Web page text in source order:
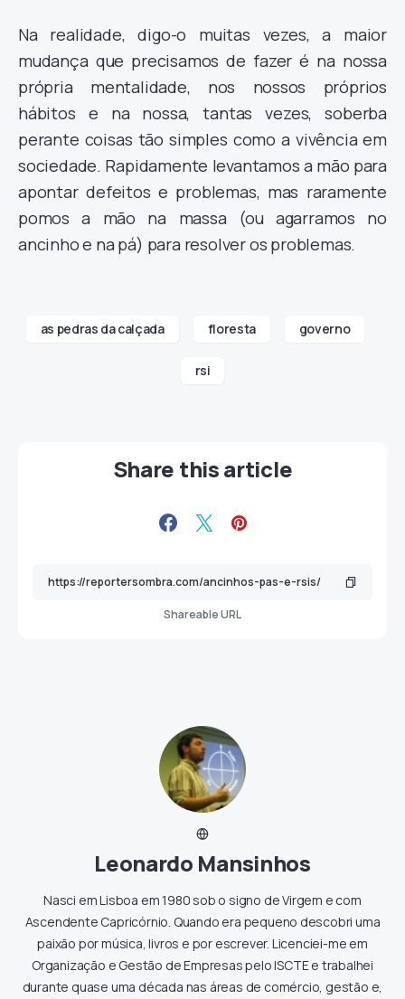
Na realidade, digo-o muitas vezes, a maior
mudança que precisamos de fazer é na nossa
própria mentalidade, nos nossos próprios
hábitos e na nossa, tantas vezes, soberba
perante coisas tão simples como a vivência em
sociedade. Rapidamente levantamos a mão para
apontar defeitos e problemas, mas raramente
pomos a mão na massa (ou agarramos no
ancinho e na pá) para resolver os problemas.
as pedras da calçada floresta governo
rsi
Share this article
Shareable URL
Leonardo Mansinhos
Nasci em Lisboa em 1980 sob o signo de Virgem e com
Ascendente Capricórnio. Quando era pequeno descobri uma
paixão por música, livros e por escrever. Licenciei-me em
Organização e Gestão de Empresas pelo ISCTE e trabalhei
durante quase uma década nas áreas de comércio, gestão e,